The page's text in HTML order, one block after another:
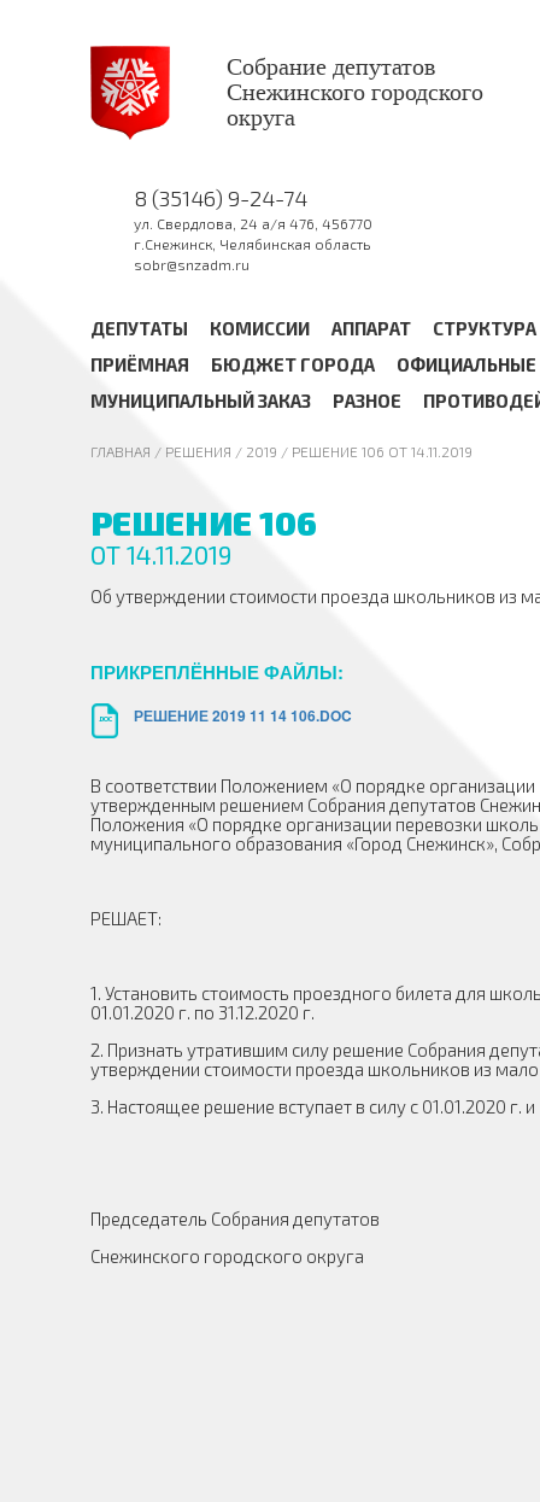
Собрание депутатов
Снежинского городского
округа
8 (35146) 9-24-74
ул. Свердлова, 24 а/я 476, 456770
г.Снежинск, Челябинская область
sobr@snzadm.ru
ДЕПУТАТЫ КОМИССИИ АППАРАТ
ПРИЁМНАЯ
БЮДЖЕТ ГОРОДА
ОФИЦИАЛЬНЫЕ
МУНИЦИПАЛЬНЫЙ ЗАКАЗ
РАЗНОЕ
ГЛАВНАЯ / РЕШЕНИЯ / 2019 / РЕШЕНИЕ 106 ОТ 14.11.2019
РЕШЕНИЕ 106
ОТ 14.11.2019
Об утверждении стоимости проезда школьников из
ПРИКРЕПЛЁННЫЕ ФАЙЛЫ:
.DOC РЕШЕНИЕ 2019 11 14 106.DOC
В соответствии Положением «О порядке
утвержденным решением Собрания депутатов
Положения «О порядке организации перевозки
муниципального образования «Город Снежинск»,
РЕШАЕТ:
1. Установить стоимость проездного билета для
01.01.2020 г. по 31.12.2020 г.
2. Признать утратившим силу решение Собрания
утверждении стоимости проезда школьников из
3. Настоящее решение вступает в силу с 01.01.2020
Председатель Собрания депутатов
Снежинского городского округа